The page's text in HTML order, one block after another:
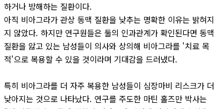
하거나 방해하는 질환이다.
아직 비아그라가 관상 동맥 질환을 낮추는 명확한 이유는 밝혀지
지 않았다. 하지만 연구원들은 둘의 인과관계가 확인된다면 동맥
질환을 앓고 있는 남성들이 의사와 상의해 비아그라를 '치료 목
적'으로 복용할 수 있을 것이라며 기대감을 드러냈다.
특히 비아그라를 더 자주 복용한 남성들이 심장마비 리스크가 더
낮아지는 것으로 나타났다. 연구를 주도한 마틴 홀즈만 박사는